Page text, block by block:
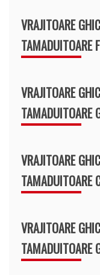
VRAJITOARE
TAMADUITOARE
VRAJITOARE
TAMADUITOARE
VRAJITOARE
TAMADUITOARE
VRAJITOARE
TAMADUITOARE